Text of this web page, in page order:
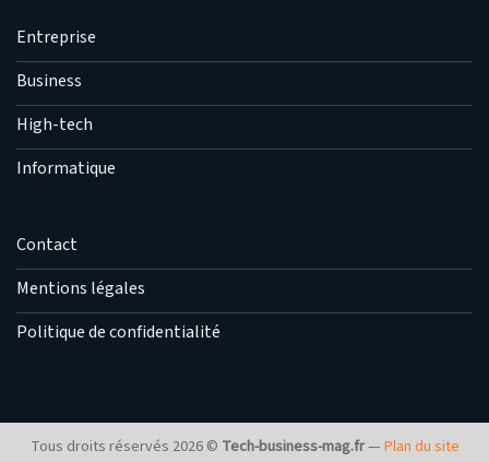
Entreprise
Business
High-tech
Informatique
Contact
Mentions légales
Politique de confidentialité
Tous droits réservés 2026 © Tech-business-mag.fr—Plan du site